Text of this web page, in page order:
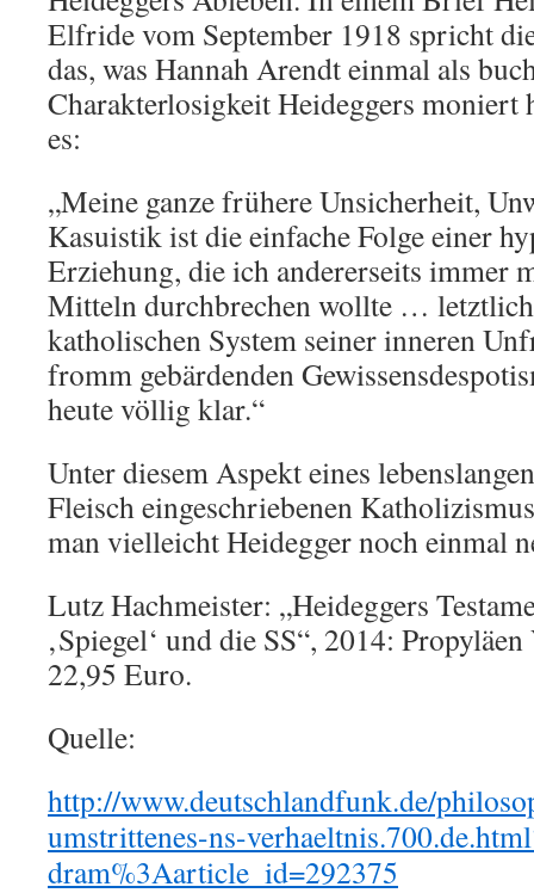
Elfride vom September 1918 spricht
das, was Hannah Arendt einmal als
Charakterlosigkeit Heideggers
es:
„Meine ganze frühere Unsicherheit,
Kasuistik ist die einfache Folge einer
Erziehung, die ich andererseits immer
Mitteln durchbrechen wollte …
katholischen System seiner inneren
fromm gebärdenden
heute völlig klar.“
Unter diesem Aspekt eines
Fleisch eingeschriebenen
man vielleicht Heidegger noch einmal
Lutz Hachmeister: „Heideggers
‚Spiegel‘ und die SS“, 2014:
22,95 Euro.
Quelle:
http://www.deutschlandfunk.de/
umstrittenes-ns-
dram%3Aarticle_id=292375